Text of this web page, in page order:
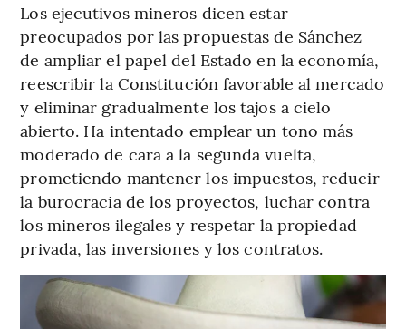
Los ejecutivos mineros dicen estar
preocupados por las propuestas de Sánchez
de ampliar el papel del Estado en la economía,
reescribir la Constitución favorable al mercado
y eliminar gradualmente los tajos a cielo
abierto. Ha intentado emplear un tono más
moderado de cara a la segunda vuelta,
prometiendo mantener los impuestos, reducir
la burocracia de los proyectos, luchar contra
los mineros ilegales y respetar la propiedad
privada, las inversiones y los contratos.